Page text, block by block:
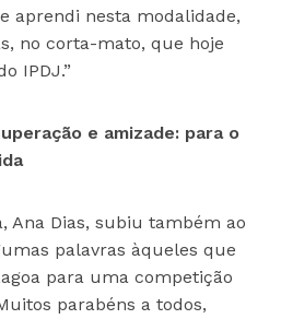
aprendi nesta modalidade,
no corta-mato, que hoje
IPDJ.”
e amizade: para o
Ana Dias, subiu também ao
palavras àqueles que
para uma competição
parabéns a todos,